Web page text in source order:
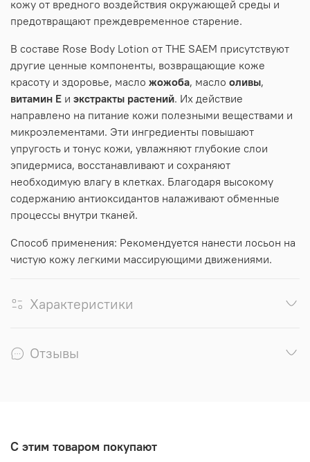
кожу от вредного воздействия окружающей среды и
предотвращают преждевременное старение.
В составе Rose Body Lotion от THE SAEM присутствуют
другие ценные компоненты, возвращающие коже
красоту и здоровье, масло жожоба, масло оливы,
витамин Е и экстракты растений. Их действие
направлено на питание кожи полезными веществами и
микроэлементами. Эти ингредиенты повышают
упругость и тонус кожи, увлажняют глубокие слои
эпидермиса, восстанавливают и сохраняют
необходимую влагу в клетках. Благодаря высокому
содержанию антиоксидантов налаживают обменные
процессы внутри тканей.
Способ применения: Рекомендуется нанести лосьон на
чистую кожу легкими массирующими движениями.
Характеристики
Отзывы
С этим товаром покупают